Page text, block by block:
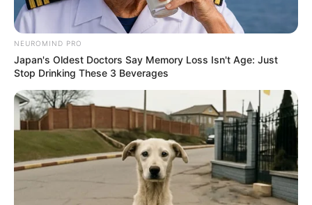
NEUROMIND PRO
Japan's Oldest Doctors Say Memory Loss Isn't Age: Just
Stop Drinking These 3 Beverages